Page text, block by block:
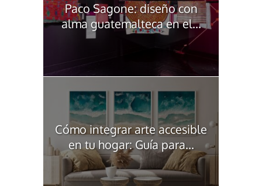
Paco Sagone: diseño con
alma guatemalteca en el...
Cómo integrar arte accesible
en tu hogar: Guía para...